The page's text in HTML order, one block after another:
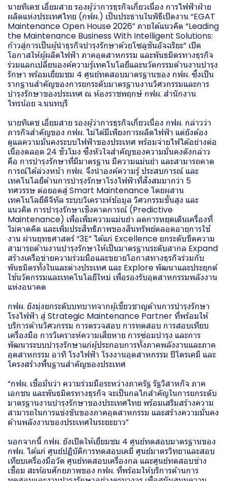
นายทิเดช เอี่ยมสาย รองผู้ว่าการธุรกิจเกี่ยวเนื่อง การไฟฟ้าฝ่าย
ผลิตแห่งประเทศไทย (กฟผ.) เป็นประธานในพิธีเปิดงาน “EGAT
Maintenance Open House 2026” ภายใต้แนวคิด “Leading
the Maintenance Business With Intelligent Solutions:
ก้าวสู่การเป็นผู้นำธุรกิจบำรุงรักษาด้วยโซลูชันอัจฉริยะ” เปิด
โอกาสให้ผู้ผลิตไฟฟ้า ภาคอุตสาหกรรม และพันธมิตรทางธุรกิจ
ร่วมแลกเปลี่ยนองค์ความรู้เทคโนโลยีและนวัตกรรมด้านงานบำรุง
รักษา พร้อมเยี่ยมชม 4 ศูนย์ทดสอบมาตรฐานของ กฟผ. ซึ่งเป็น
รากฐานสำคัญของการยกระดับมาตรฐานงานวิศวกรรมและการ
บำรุงรักษาของประเทศ ณ ห้องราชพฤกษ์ กฟผ. สำนักงาน
ไทรน้อย จ.นนทบุรี
นายทิเดช เอี่ยมสาย รองผู้ว่าการธุรกิจเกี่ยวเนื่อง กฟผ. กล่าวว่า
ภารกิจสำคัญของ กฟผ. ไม่ได้มีเพียงการผลิตไฟฟ้า แต่ยังต้อง
ดูแลความมั่นคงระบบไฟฟ้าของประเทศ พร้อมจ่ายไฟได้อย่างต่อ
เนื่องตลอด 24 ชั่วโมง ซึ่งหัวใจสำคัญของความมั่นคงดังกล่าว
คือ การบำรุงรักษาที่มีมาตรฐาน มีความแม่นยำ และสามารถคาด
การณ์ได้ล่วงหน้า กฟผ. จึงนำองค์ความรู้ ประสบการณ์ และ
เทคโนโลยีด้านการบำรุงรักษาโรงไฟฟ้าที่สั่งสมมากว่า 5
ทศวรรษ ต่อยอดสู่ Smart Maintenance โดยผสาน
เทคโนโลยีดิจิทัล ระบบวิเคราะห์ข้อมูล วิศวกรรมขั้นสูง และ
แนวคิด การบำรุงรักษาเชิงคาดการณ์ (Predictive
Maintenance) เพื่อเพิ่มความแม่นยำ ลดการหยุดเดินเครื่องที่
ไม่คาดคิด และเพิ่มประสิทธิภาพของสินทรัพย์ตลอดอายุการใช้
งาน ผ่านยุทธศาสตร์ “3E” ได้แก่ Excellence ยกระดับขีดความ
สามารถด้านงานบำรุงรักษาให้เป็นมาตรฐานระดับสากล Expand
สร้างเครือข่ายความร่วมมือและขยายโอกาสทางธุรกิจร่วมกับ
พันธมิตรทั้งในและต่างประเทศ และ Explore พัฒนาและประยุกต์
ใช้นวัตกรรมและเทคโนโลยีใหม่ เพื่อรองรับอุตสาหกรรมพลังงาน
แห่งอนาคต
กฟผ. ยังมุ่งยกระดับบทบาทจากผู้เชี่ยวชาญด้านการบำรุงรักษา
โรงไฟฟ้า สู่ Strategic Maintenance Partner ที่พร้อมให้
บริการด้านวิศวกรรม การตรวจสอบ การทดสอบ การสอบเทียบ
เครื่องมือ การวิเคราะห์ความเสียหาย การซ่อมบำรุง และการ
พัฒนาระบบบำรุงรักษาแก่ผู้ประกอบการทั้งภาคพลังงานและภาค
อุตสาหกรรม อาทิ โรงไฟฟ้า โรงงานอุตสาหกรรม ปิโตรเคมี และ
โครงสร้างพื้นฐานสำคัญของประเทศ
“กฟผ. เชื่อมั่นว่า ความร่วมมือระหว่างภาครัฐ รัฐวิสาหกิจ ภาค
เอกชน และพันธมิตรทางธุรกิจ จะเป็นกลไกสำคัญในการยกระดับ
มาตรฐานงานบำรุงรักษาของประเทศไทย พร้อมเสริมสร้างความ
สามารถในการแข่งขันของภาคอุตสาหกรรม และสร้างความมั่นคง
ด้านพลังงานของประเทศในระยะยาว”
นอกจากนี้ กฟผ. ยังเปิดให้เยี่ยมชม 4 ศูนย์ทดสอบมาตรฐานของ
กฟผ. ได้แก่ ศูนย์ปฏิบัติการทดสอบเคมี ศูนย์มาตรวิทยาและสอบ
เทียบเครื่องมือวัด ศูนย์ทดสอบเครื่องกล และศูนย์ทดสอบช่าง
เชื่อม สะท้อนศักยภาพของ กฟผ. ที่พร้อมให้บริการด้านการ